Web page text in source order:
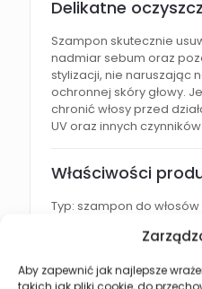
Aby zapewnić jak najlepsze
takich jak pliki cookie, do
Delikatne
Szampon skutecznie
nadmiar sebum oraz
stylizacji, nie naruszając
ochronnej skóry głowy.
chronić włosy przed
UV oraz innych
Właściwości
Typ: szampon do włosów
Działanie: nawilżające,
Przeznaczenie: włosy